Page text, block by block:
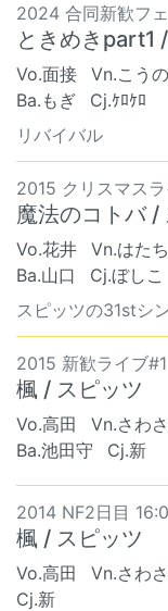
2024 合同新歓フ
ときめきpart1
Vo.面接 Vn.こう
Ba.もぎ
Cj.ｹﾛｹﾛ
リバイバル
2015 クリスマス
魔法のコトバ /
Vo.花井 Vn.はた
Ba.山口
Cj.ぼしこ
スピッツの31stシ
2015 新歓ライブ
楓 / スピッツ
Vo.高田 Vn.さわ
Ba.池田守
Cj.新
2014 NF2日目
楓 / スピッツ
Vo.高田 Vn.さわ
Cj.新